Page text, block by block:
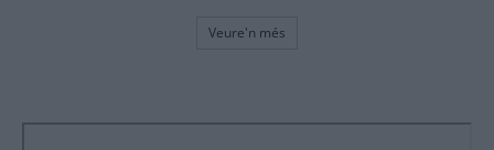
Veure'n més